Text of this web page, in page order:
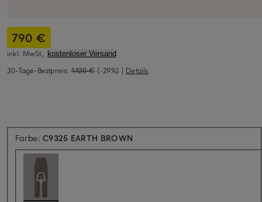
790 €
inkl. MwSt., kostenloser Versand
30-Tage-Bestpreis: 1.120 € (-29%) | Details
Farbe:C9325 EARTH BROWN